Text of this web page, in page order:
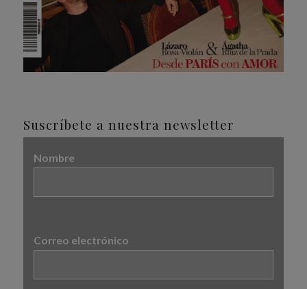
Suscríbete a nuestra newsletter
Nombre
Correo electrónico